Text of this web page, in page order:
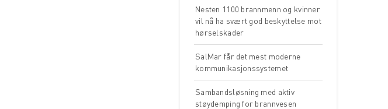
Nesten 1100 brannmenn og kvinner
vil nå ha svært god beskyttelse mot
hørselskader
SalMar får det mest moderne
kommunikasjonssystemet
Sambandsløsning med aktiv
støydemping for brannvesen